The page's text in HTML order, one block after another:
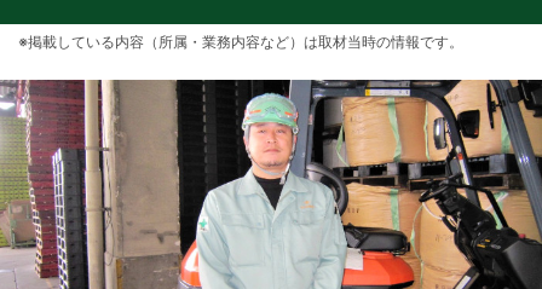
※掲載している内容（所属・業務内容など）は取材当時の情報です。